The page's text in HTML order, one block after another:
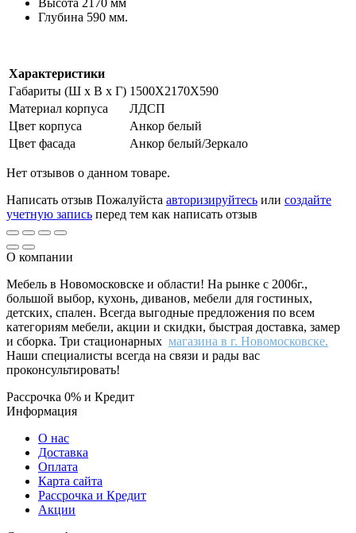
Глубина 590 мм.
Характеристики
Габариты (Ш x В x Г) 1500Х2170Х590
Материал корпуса
ЛДСП
Цвет корпуса
Анкор белый
Цвет фасада
Анкор белый/Зеркало
Нет отзывов о данном товаре.
Написать отзыв Пожалуйста авторизируйтесь или создайте
учетную запись перед тем как написать отзыв
О компании
Мебель в Новомосковске и области! На рынке с 2006г.,
большой выбор, кухонь, диванов, мебели для гостиных,
детских, спален. Всегда выгодные предложения по всем
категориям мебели, акции и скидки, быстрая доставка, замер
и сборка. Три стационарных магазина в г. Новомосковске.
Наши специалисты всегда на связи и рады вас
проконсультировать!
Рассрочка 0% и Кредит
Информация
О нас
Доставка
Оплата
Карта сайта
Рассрочка и Кредит
Акции